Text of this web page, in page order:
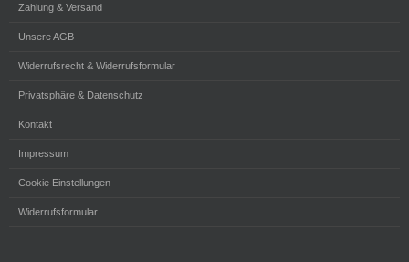
Zahlung & Versand
Unsere AGB
Widerrufsrecht & Widerrufsformular
Privatsphäre & Datenschutz
Kontakt
Impressum
Cookie Einstellungen
Widerrufsformular